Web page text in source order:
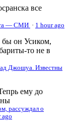
все
— СМИ · 1 hour ago
бы он Усиком,
то не в
Джошуа. Известны
ему до
рассуждал о
ago